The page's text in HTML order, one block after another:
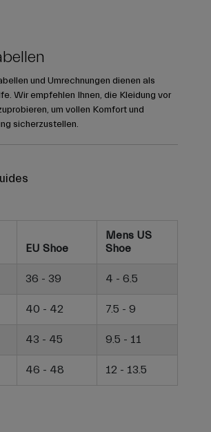
und Umrechnungen dienen als
Wir empfehlen Ihnen, die Kleidung vor
um vollen Komfort und
sicherzustellen.
EU Shoe
Mens US
Shoe
36 - 39 4 - 6.5
40 - 42 7.5 - 9
43 - 45 9.5 - 11
46 - 48 12 - 13.5